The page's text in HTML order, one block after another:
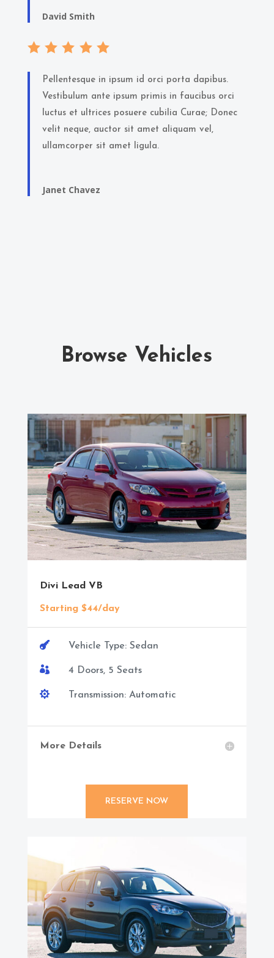
David Smith
Pellentesque in ipsum id orci porta dapibus.
Vestibulum ante ipsum primis in faucibus orci
luctus et ultrices posuere cubilia Curae; Donec
velit neque, auctor sit amet aliquam vel,
ullamcorper sit amet ligula.
Janet Chavez
Browse Vehicles
Divi Lead VB
Starting $44/day
 Vehicle Type: Sedan
 4 Doors, 5 Seats
 Transmission: Automatic
More Details
RESERVE NOW